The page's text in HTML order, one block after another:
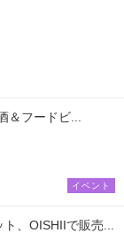
＆フードビ...
イベント
、OISHIIで販売...